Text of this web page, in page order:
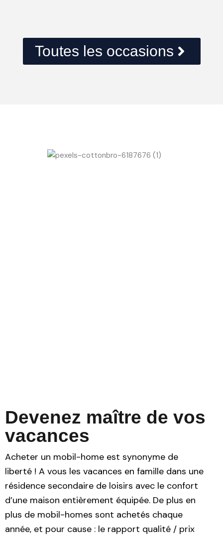
Toutes les occasions
Devenez maître de vos
vacances
Acheter un mobil-home est synonyme de
liberté ! A vous les vacances en famille dans une
résidence secondaire de loisirs avec le confort
d’une maison entièrement équipée. De plus en
plus de mobil-homes sont achetés chaque
année, et pour cause : le rapport qualité / prix